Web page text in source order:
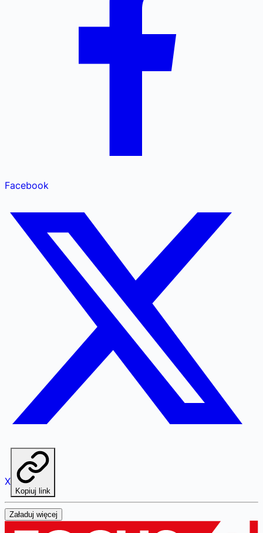
Facebook
X
Kopiuj link
Załaduj więcej